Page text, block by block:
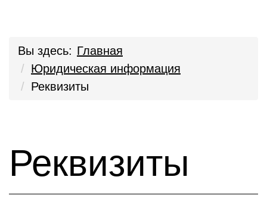
Вы здесь: Главная
Юридическая информация
Реквизиты
Реквизиты